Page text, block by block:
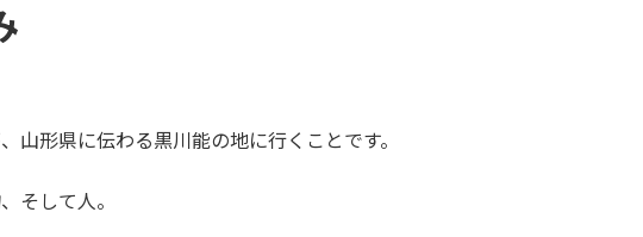
山形県に伝わる黒川能の地に行くことです。
そして人。